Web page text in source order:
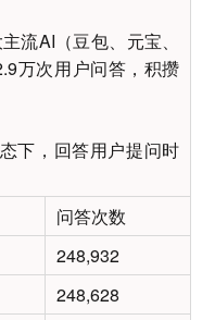
流AI（豆包、元宝、
万次用户问答，积攒
下，回答用户提问时
问答次数
248,932
248,628